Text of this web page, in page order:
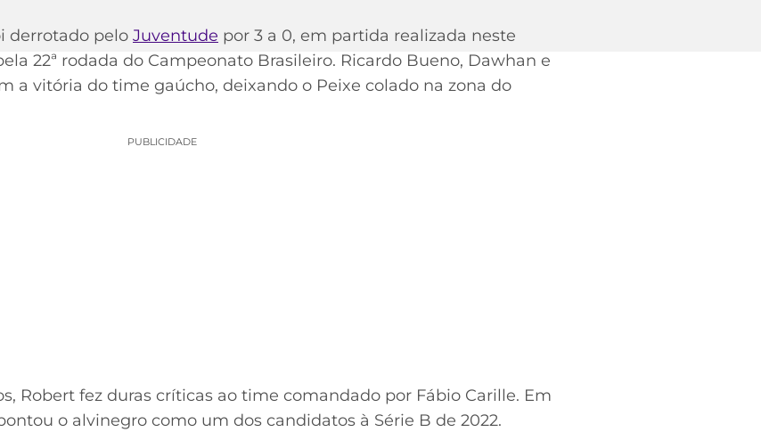
derrotado pelo Juventude por 3 a 0, em partida realizada neste
22ª rodada do Campeonato Brasileiro. Ricardo Bueno, Dawhan e
a vitória do time gaúcho, deixando o Peixe colado na zona do
PUBLICIDADE
Robert fez duras críticas ao time comandado por Fábio Carille. Em
o alvinegro como um dos candidatos à Série B de 2022.